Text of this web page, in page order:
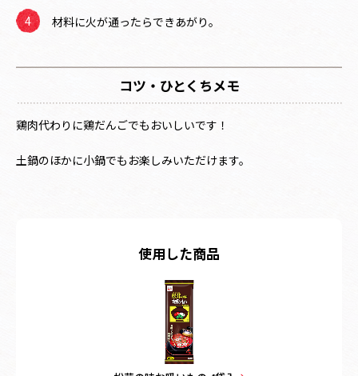
材料に火が通ったらできあがり。
コツ・ひとくちメモ
鶏肉代わりに鶏だんごでもおいしいです！
土鍋のほかに小鍋でもお楽しみいただけます。
使用した商品